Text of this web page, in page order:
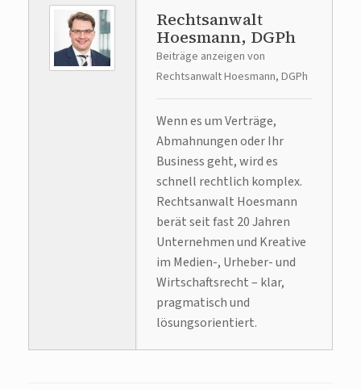
Rechtsanwalt
Hoesmann, DGPh
Beiträge anzeigen von
Rechtsanwalt Hoesmann, DGPh
Wenn es um Verträge,
Abmahnungen oder Ihr
Business geht, wird es
schnell rechtlich komplex.
Rechtsanwalt Hoesmann
berät seit fast 20 Jahren
Unternehmen und Kreative
im Medien-, Urheber- und
Wirtschaftsrecht – klar,
pragmatisch und
lösungsorientiert.